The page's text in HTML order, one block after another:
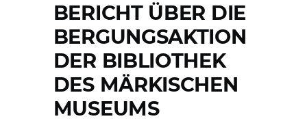
BERICHT ÜBER DIE
BERGUNGSAKTION
DER BIBLIOTHEK
DES MÄRKISCHEN
MUSEUMS